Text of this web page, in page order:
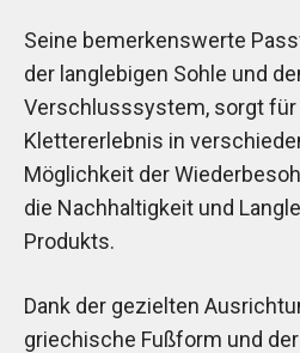
Seine bemerkenswerte
der langlebigen Sohle und
Verschlusssystem, sorgt
Klettererlebnis in
Möglichkeit der
die Nachhaltigkeit und
Produkts.
Dank der gezielten
griechische Fußform und